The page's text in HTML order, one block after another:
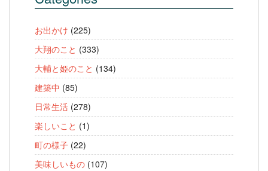
お出かけ (225)
大翔のこと (333)
大輔と姫のこと (134)
建築中 (85)
日常生活 (278)
楽しいこと (1)
町の様子 (22)
美味しいもの (107)